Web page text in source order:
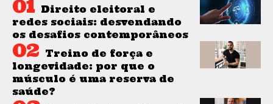
Direito eleitoral e
redes sociais: desvendando
os desafios contemporâneos
Treino de força e
longevidade: por que o
músculo é uma reserva de
saúde?